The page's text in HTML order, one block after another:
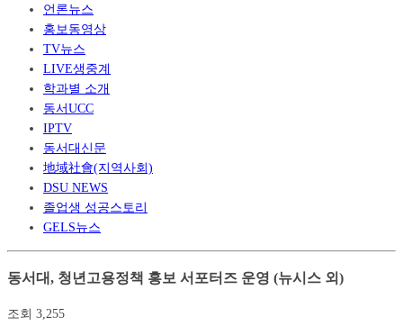
언론뉴스
홍보동영상
TV뉴스
LIVE생중계
학과별 소개
동서UCC
IPTV
동서대신문
地域社會(지역사회)
DSU NEWS
졸업생 성공스토리
GELS뉴스
동서대, 청년고용정책 홍보 서포터즈 운영 (뉴시스 외)
조회 3,255